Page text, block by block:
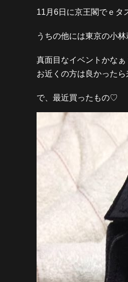
11月6日に京王閣でｅタ
うちの他には東京の小
真面目なイベントかなぁ
お近くの方は良かったら
で、最近買ったもの♡